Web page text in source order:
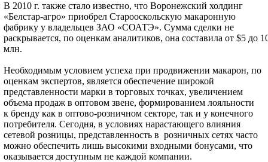
В 2010 г. также стало известно, что Воронежский холдинг
«Белстар-агро» приобрел Старооскольскую макаронную
фабрику у владельцев ЗАО «СОАТЭ». Сумма сделки не
раскрывается, по оценкам аналитиков, она составила от $5 до
млн.
Необходимым условием успеха при продвижении макарон, по
оценкам экспертов, является обеспечение широкой
представленности марки в торговых точках, увеличением
объема продаж в оптовом звене, формированием лояльности
к бренду как в оптово-розничном секторе, так и у конечного
потребителя. Сегодня, в условиях нарастающего влияния
сетевой розницы, представленность в розничных сетях часто
можно обеспечить лишь высокими входными бонусами, что
оказывается доступным не каждой компании.